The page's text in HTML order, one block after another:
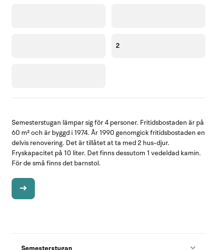
2
Semesterstugan lämpar sig för 4 personer. Fritidsbostaden är på
60 m² och är byggd i 1974. År 1990 genomgick fritidsbostaden en
delvis renovering. Det är tillåtet at ta med 2 hus-djur.
Fryskapacitet på 10 liter. Det finns dessutom 1 vedeldad kamin.
För de små finns det barnstol.
Semesterstugan